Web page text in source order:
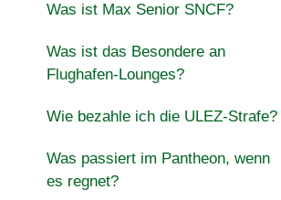
Was ist Max Senior SNCF?
Was ist das Besondere an
Flughafen-Lounges?
Wie bezahle ich die ULEZ-Strafe?
Was passiert im Pantheon, wenn
es regnet?